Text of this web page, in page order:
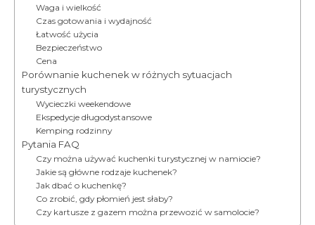
Waga i wielkość
Czas gotowania i wydajność
Łatwość użycia
Bezpieczeństwo
Cena
Porównanie kuchenek w różnych sytuacjach
turystycznych
Wycieczki weekendowe
Ekspedycje długodystansowe
Kemping rodzinny
Pytania FAQ
Czy można używać kuchenki turystycznej w namiocie?
Jakie są główne rodzaje kuchenek?
Jak dbać o kuchenkę?
Co zrobić, gdy płomień jest słaby?
Czy kartusze z gazem można przewozić w samolocie?